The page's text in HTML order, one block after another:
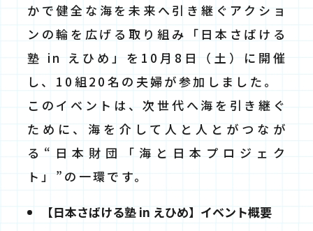
かで健全な海を未来へ引き継ぐアクショ
ンの輪を広げる取り組み「日本さばける
塾 in えひめ」を10月8日（土）に開催
し、10組20名の夫婦が参加しました。
このイベントは、次世代へ海を引き継ぐ
ために、海を介して人と人とがつなが
る“日本財団「海と日本プロジェク
ト」”の一環です。
【日本さばける塾 in えひめ】イベント概要